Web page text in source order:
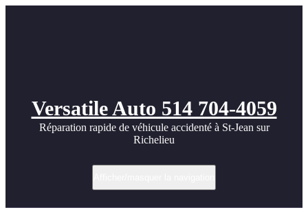
Versatile Auto 514 704-4059
Réparation rapide de véhicule accidenté à St-Jean sur
Richelieu